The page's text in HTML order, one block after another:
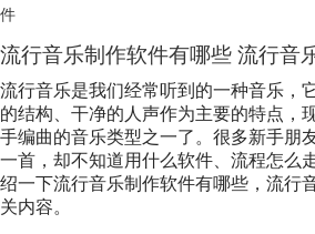
件
流行音乐制作软件有哪些 流行音
流行音乐是我们经常听到的一种音乐，
的结构、干净的人声作为主要的特点，
手编曲的音乐类型之一了。很多新手朋
一首，却不知道用什么软件、流程怎么
绍一下流行音乐制作软件有哪些， 流行
关内容。